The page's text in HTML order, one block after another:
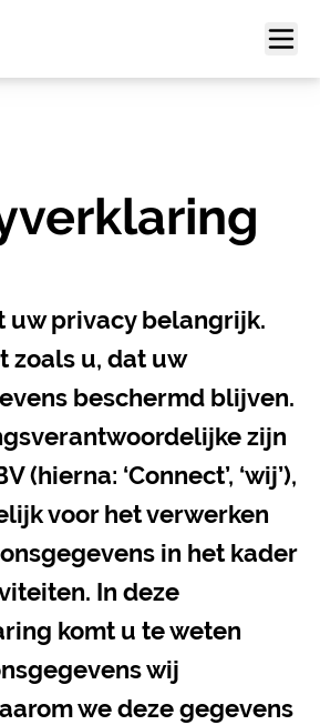
uw privacy belangrijk.
zoals u, dat uw
beschermd blijven.
zijn
(hierna: ‘Connect’, ‘wij’),
voor het verwerken
in het kader
In deze
komt u te weten
wij
we deze gegevens